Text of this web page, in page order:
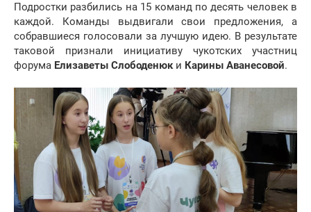
Подростки разбились на 15 команд по десять человек в
каждой. Команды выдвигали свои предложения, а
собравшиеся голосовали за лучшую идею. В результате
таковой признали инициативу чукотских участниц
форума Елизаветы Слободенюки Карины Аванесовой.